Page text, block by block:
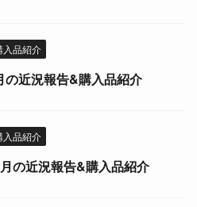
入品紹介
の近況報告&購入品紹介
入品紹介
の近況報告&購入品紹介